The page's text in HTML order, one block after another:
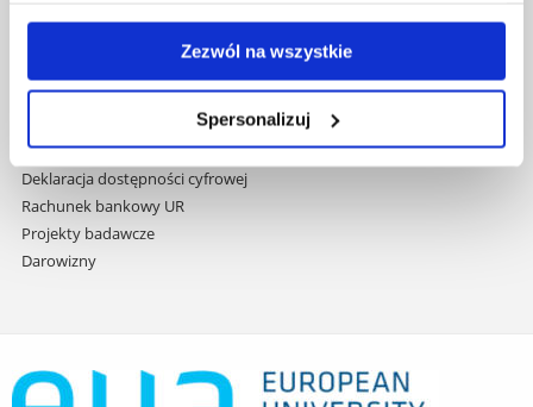
Zezwól na wszystkie
Spersonalizuj
Projekty współfinansowane przez UE
Wynajem sal
Dane kontaktowe
Deklaracja dostępności cyfrowej
Rachunek bankowy UR
Projekty badawcze
Darowizny